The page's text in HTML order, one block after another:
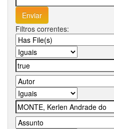
Filtros correntes: